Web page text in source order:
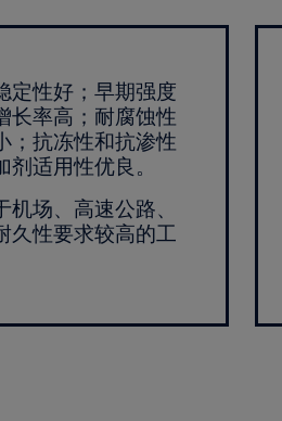
定性好；早期强度
长率高；耐腐蚀性
；抗冻性和抗渗性
适用性优良。
机场、高速公路、
久性要求较高的工